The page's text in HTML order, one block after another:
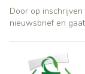
Door op
nieuwsbrief en